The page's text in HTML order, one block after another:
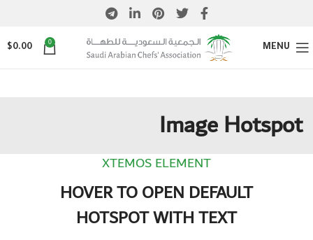
MENU
0
$0.00
Image Hotspot
XTEMOS ELEMENT
HOVER TO OPEN DEFAULT
HOTSPOT WITH TEXT